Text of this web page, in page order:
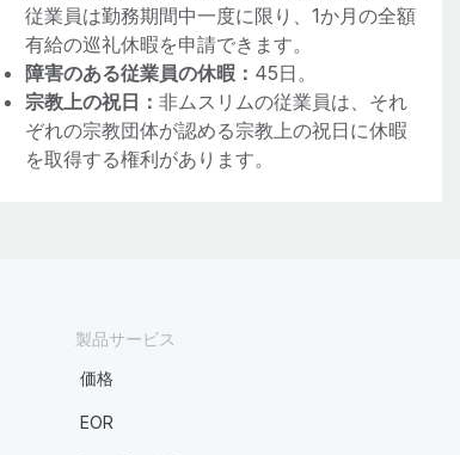
従業員は勤務期間中一度に限り、1か月の全額
有給の巡礼休暇を申請できます。
障害のある従業員の休暇： 45日。
宗教上の祝日： 非ムスリムの従業員は、それ
ぞれの宗教団体が認める宗教上の祝日に休暇
を取得する権利があります。
製品サービス
価格
EOR